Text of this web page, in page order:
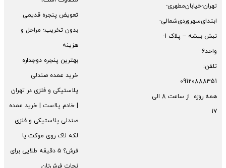
تهران-خیابان‌مطهری-
ابتدای‌سهروردی‌شمالی-
نبش بیشه – پلاک 1-
واحد6
تلفن:
09120888351
همه روزه از ساعت 8 الی
17
تعویض پنجره قدیمی
بدون تخریب؛ مراحل و
هزینه
بهترین پنجره دوجداره
خرید عمده صندلی
پلاستیکی و فلزی در تهران
| خادم پلاست | خرید عمده
صندلی پلاستیکی و فلزی
لکه لاک روی موکت یا
فرش؟ ۵ دقیقه طلایی برای
نجات فرش‌تان